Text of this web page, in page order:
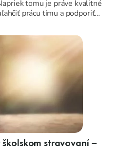
tomu je práve kvalitné
prácu tímu a podporiť
stravovaní –